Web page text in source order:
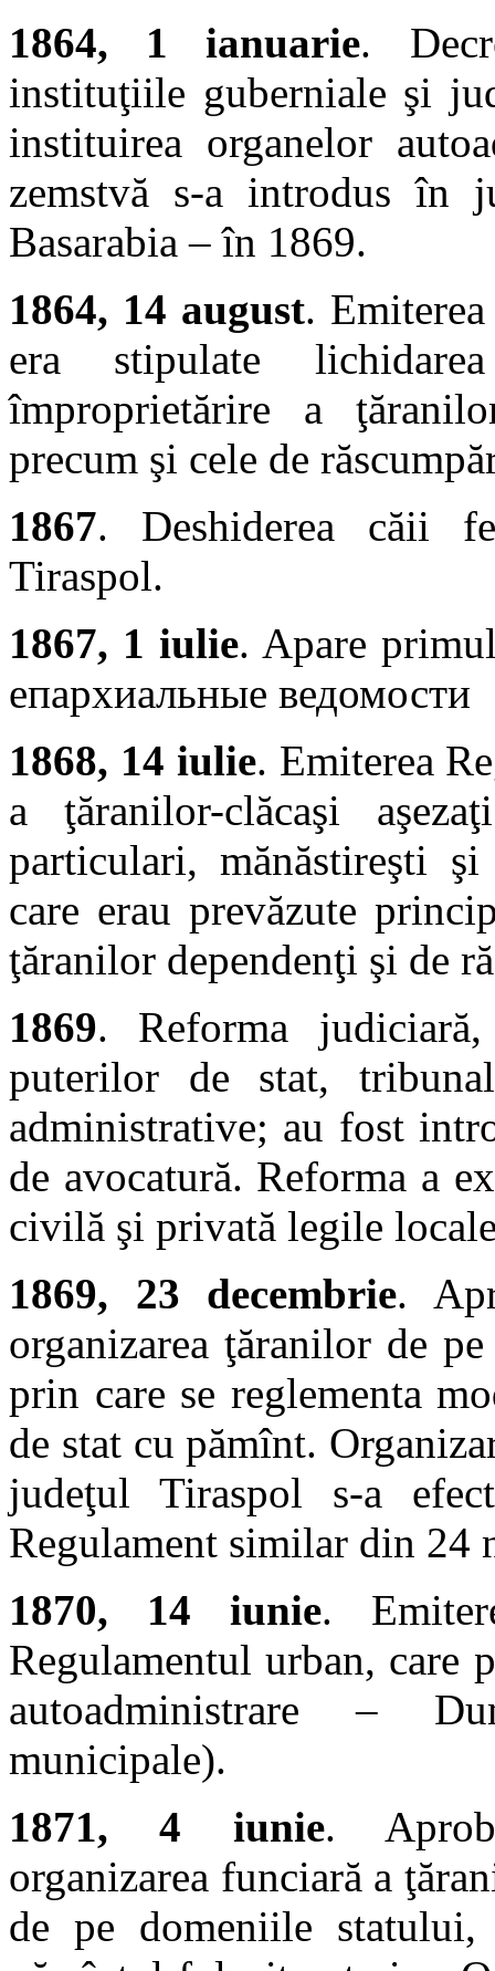
1864, 1 ianuarie.
instituţiile guberniale şi
instituirea organelor
zemstvă s-a introdus în
Basarabia – în 1869.
1864, 14 august.
era stipulate
împroprietărire a
precum şi cele de
1867. Deshiderea căii
Tiraspol.
1867, 1 iulie. Apare
епархиальные ведомости
1868, 14 iulie. Emiterea
a ţăranilor-clăcaşi
particulari, mănăstireşti
care erau prevăzute
ţăranilor dependenţi şi de
1869. Reforma
puterilor de stat,
administrative; au fost
de avocatură. Reforma a
civilă şi privată legile
1869, 23 decembrie.
organizarea ţăranilor de
prin care se reglementa
de stat cu pămînt.
judeţul Tiraspol s-a
Regulament similar din 24
1870, 14 iunie.
Regulamentul urban, care
autoadministrare –
municipale).
1871, 4 iunie.
organizarea funciară a
de pe domeniile